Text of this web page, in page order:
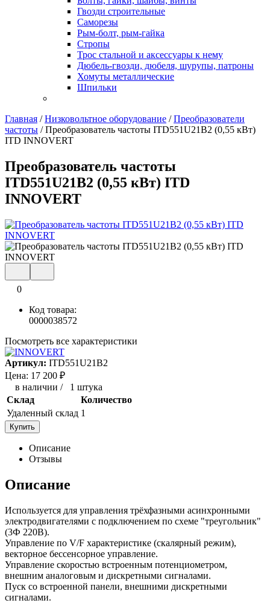
Гвозди строительные
Саморезы
Рым-болт, рым-гайка
Стропы
Трос стальной и аксессуары к нему
Дюбель-гвозди, дюбеля, шурупы, патроны
Хомуты металлические
Шпильки
Главная /Низковольтное оборудование /Преобразователи
частоты /Преобразователь частоты ITD551U21B2 (0,55 кВт)
ITD INNOVERT
Преобразователь частоты
ITD551U21B2 (0,55 кВт) ITD
INNOVERT
0
Код товара:
0000038572
Посмотреть все характеристики
Артикул: ITD551U21B2
Цена: 17 200 ₽
в наличии / 1 штука
Склад
Количество
Удаленный склад 1
Купить
Описание
Отзывы
Описание
Используется для управления трёхфазными асинхронными
электродвигателями с подключением по схеме "треугольник"
(3Ф 220В).
Управление по V/F характеристике (скалярный режим),
векторное бессенсорное управление.
Управление скоростью встроенным потенциометром,
внешним аналоговым и дискретными сигналами.
Пуск со встроенной панели, внешними дискретными
сигналами.